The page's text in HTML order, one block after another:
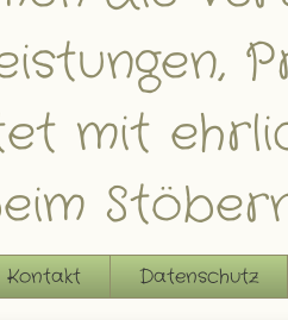
mit
Kontakt Datenschutz